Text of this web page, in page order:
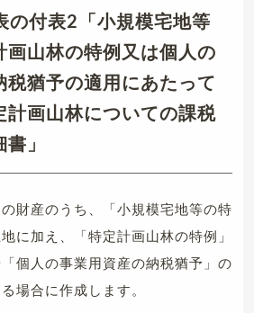
付表2「小規模宅地等
画山林の特例又は個人の
税猶予の適用にあたって
計画山林についての課税
」
財産のうち、「小規模宅地等の特
に加え、「特定計画山林の特例」
個人の事業用資産の納税猶予」の
場合に作成します。